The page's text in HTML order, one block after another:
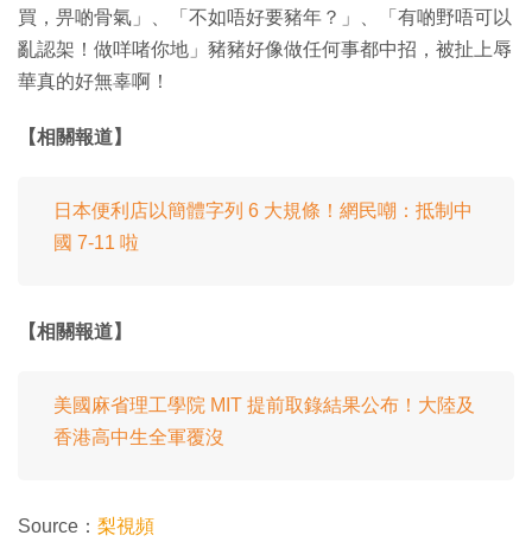
買，畀啲骨氣」、「不如唔好要豬年？」、「有啲野唔可以
亂認架！做咩啫你地」豬豬好像做任何事都中招，被扯上辱
華真的好無辜啊！
【相關報道】
日本便利店以簡體字列 6 大規條！網民嘲：抵制中
國 7-11 啦
【相關報道】
美國麻省理工學院 MIT 提前取錄結果公布！大陸及
香港高中生全軍覆沒
Source： 梨視頻